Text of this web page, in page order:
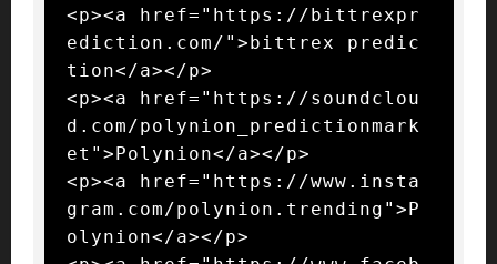
<p><a href="https://bittrexpr
ediction.com/">bittrex predic
tion</a></p>
<p><a href="https://soundclou
d.com/polynion_predictionmark
et">Polynion</a></p>
<p><a href="https://www.insta
gram.com/polynion.trending">P
olynion</a></p>